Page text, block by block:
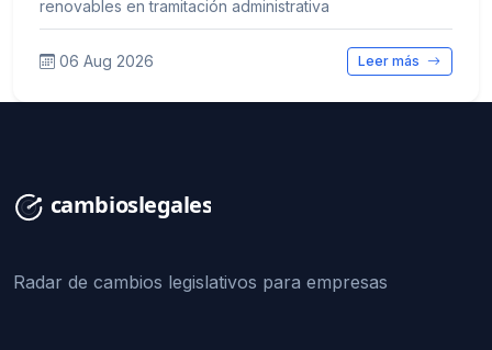
renovables en tramitación administrativa
06 Aug 2026 Leer más
Radar de cambios legislativos para empresas